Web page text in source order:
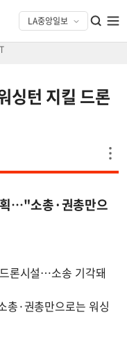
싱턴 지킬 드론
획…"소총·권총만으
론시설…소송 기각돼
·권총만으로는 워싱